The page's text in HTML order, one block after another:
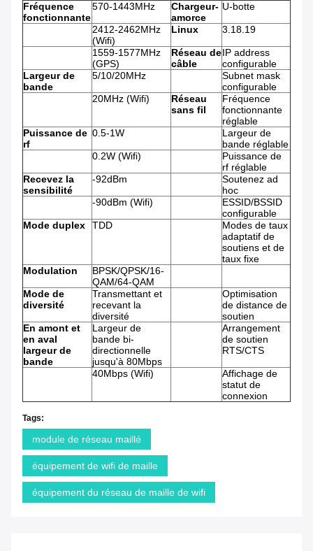
Fréquence
fonctionnante
570-1443MHz
Chargeur-
amorce
U-botte
2412-2462MHz
(Wifi)
Linux 3.18.19
1559-1577MHz
(GPS)
Réseau de
câble
IP address
configurable
Largeur de
bande
5/10/20MHz
Subnet mask
configurable
20MHz (Wifi)
Réseau
sans fil
Fréquence
fonctionnante
réglable
Puissance de
rf
0.5-1W
Largeur de
bande réglable
0.2W (Wifi)
Puissance de
rf réglable
Recevez la
sensibilité
-92dBm
Soutenez ad
hoc
-90dBm (Wifi)
ESSID/BSSID
configurable
Mode duplex
TDD
Modes de taux
adaptatif de
soutiens et de
taux fixe
Modulation
BPSK/QPSK/16-
QAM/64-QAM
Mode de
diversité
Transmettant et
recevant la
diversité
Optimisation
de distance de
soutien
En amont et
en aval
largeur de
bande
Largeur de
bande bi-
directionnelle
jusqu'à 80Mbps
Arrangement
de soutien
RTS/CTS
40Mbps (Wifi)
Affichage de
statut de
connexion
Tags:
module de réseau maillé
équipement de wifi de maille
équipement du réseau de maille de wifi